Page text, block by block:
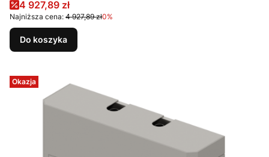
Cena promocyjna
4 927,89 zł
Najniższa cena: 4 927,89 zł0%
Do koszyka
Okazja